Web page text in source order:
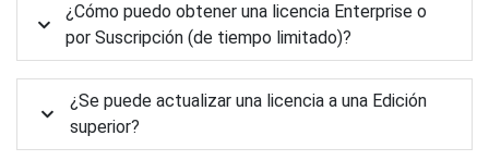
¿Cómo puedo obtener una licencia Enterprise o
por Suscripción (de tiempo limitado)?
¿Se puede actualizar una licencia a una Edición
superior?